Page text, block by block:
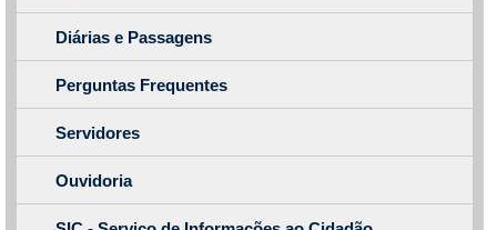
Diárias e Passagens
Perguntas Frequentes
Servidores
Ouvidoria